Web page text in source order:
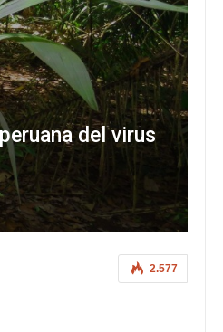
del virus
2.577